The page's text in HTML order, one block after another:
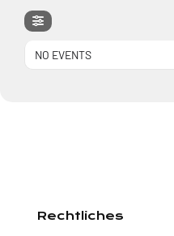
NO EVENTS
Rechtliches